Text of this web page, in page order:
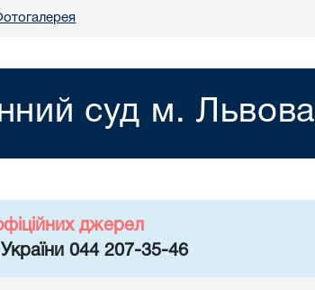
суд м. Львова
джерел
044 207-35-46